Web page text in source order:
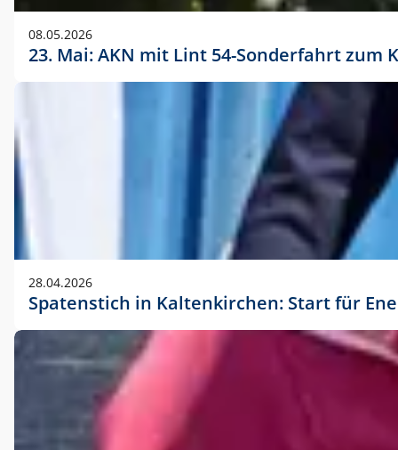
08.05.2026
23. Mai: AKN mit Lint 54-Sonderfahrt
28.04.2026
Spatenstich in Kaltenkirchen: Start für